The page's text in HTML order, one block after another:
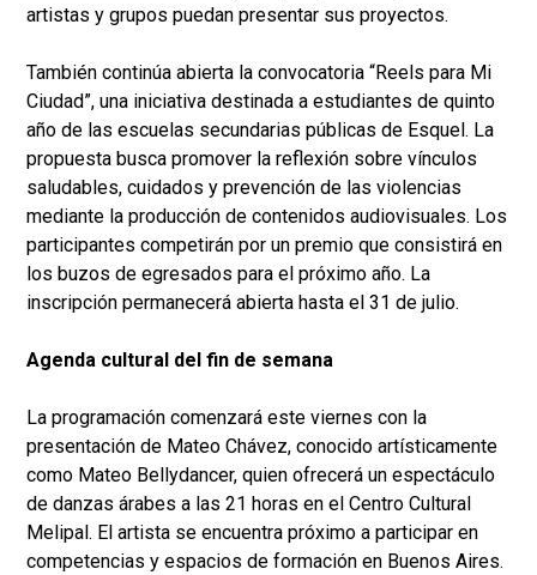
artistas y grupos puedan presentar sus proyectos.
También continúa abierta la convocatoria “Reels para Mi
Ciudad”, una iniciativa destinada a estudiantes de quinto
año de las escuelas secundarias públicas de Esquel. La
propuesta busca promover la reflexión sobre vínculos
saludables, cuidados y prevención de las violencias
mediante la producción de contenidos audiovisuales. Los
participantes competirán por un premio que consistirá en
los buzos de egresados para el próximo año. La
inscripción permanecerá abierta hasta el 31 de julio.
Agenda cultural del fin de semana
La programación comenzará este viernes con la
presentación de Mateo Chávez, conocido artísticamente
como Mateo Bellydancer, quien ofrecerá un espectáculo
de danzas árabes a las 21 horas en el Centro Cultural
Melipal. El artista se encuentra próximo a participar en
competencias y espacios de formación en Buenos Aires.